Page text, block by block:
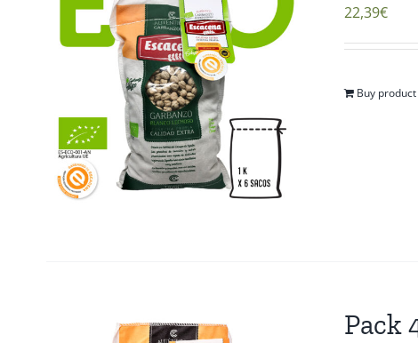
22,39€
Buy product
Pack